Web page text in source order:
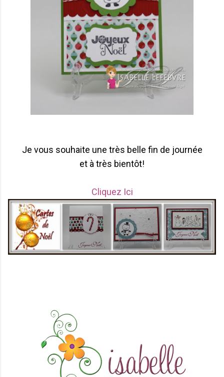
Je vous souhaite une très belle fin de journée
et à très bientôt!
Cliquez Ici